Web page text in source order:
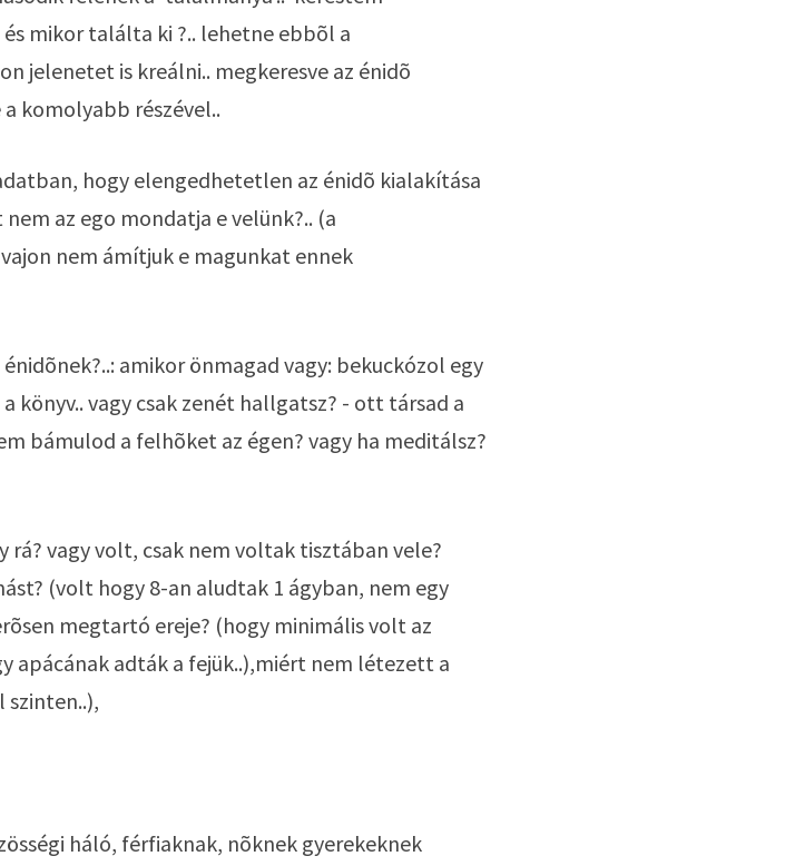
mikor találta ki ?.. lehetne ebbõl a
jelenetet is kreálni.. megkeresve az énidõ
komolyabb részével..
hogy elengedhetetlen az énidõ kialakítása
az ego mondatja e velünk?.. (a
nem ámítjuk e magunkat ennek
amikor önmagad vagy: bekuckózol egy
könyv.. vagy csak zenét hallgatsz? - ott társad a
bámulod a felhõket az égen? vagy ha meditálsz?
rá? vagy volt, csak nem voltak tisztában vele?
(volt hogy 8-an aludtak 1 ágyban, nem egy
megtartó ereje? (hogy minimális volt az
apácának adták a fejük..),miért nem létezett a
szinten..),
háló, férfiaknak, nõknek gyerekeknek